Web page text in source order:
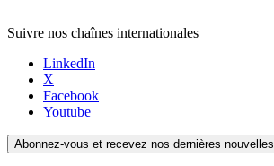
Suivre nos chaînes internationales
LinkedIn
X
Facebook
Youtube
Abonnez-vous et recevez nos dernières nouvelles